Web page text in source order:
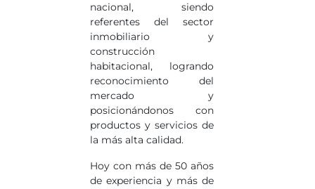
nacional, siendo
referentes del sector
inmobiliario y
construcción
habitacional, logrando
reconocimiento del
mercado y
posicionándonos con
productos y servicios de
la más alta calidad.
Hoy con más de 50 años
de experiencia y más de